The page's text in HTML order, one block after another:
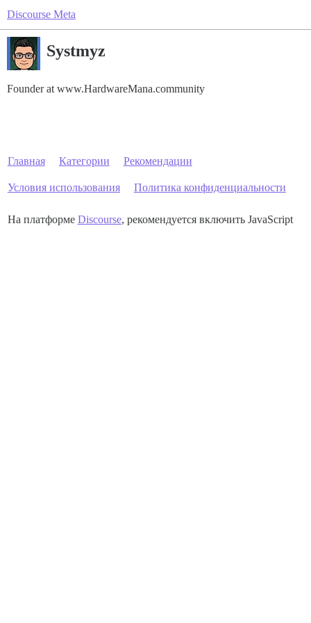
Discourse Meta
Systmyz
Founder at www.HardwareMana.community
Главная Категории Рекомендации
Условия использования Политика конфиденциальности
На платформе Discourse, рекомендуется включить JavaScript